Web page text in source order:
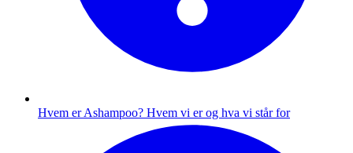
Hvem er Ashampoo? Hvem vi er og hva vi står for